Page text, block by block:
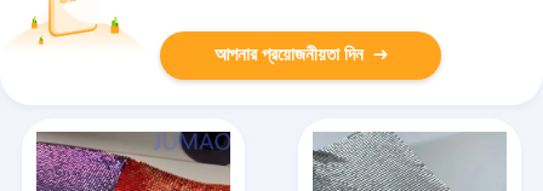
আপনার প্রয়োজনীয়তা দিন